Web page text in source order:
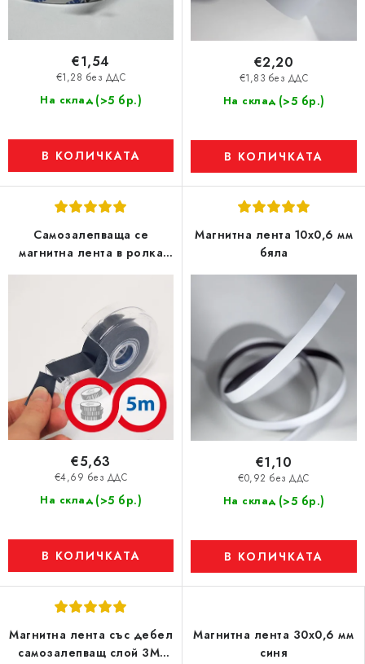
На склад (>5 бр.)
€1,28 без ДДС
€1,54
В КОЛИЧКАТА
На склад (>5 бр.)
€1,83 без ДДС
€2,20
В КОЛИЧКАТА
Самозалепваща се
магнитна лента в ролка
19x0,3 mm
На склад (>5 бр.)
€4,69 без ДДС
€5,63
В КОЛИЧКАТА
Магнитна лента 10x0,6 мм
бяла
На склад (>5 бр.)
€0,92 без ДДС
€1,10
В КОЛИЧКАТА
Магнитна лента със дебел
самозалепващ слой 3M,
Магнитна лента 30x0,6 мм
синя